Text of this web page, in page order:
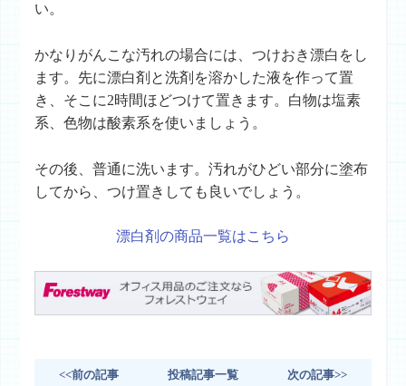
い。
かなりがんこな汚れの場合には、つけおき漂白をし
ます。先に漂白剤と洗剤を溶かした液を作って置
き、そこに2時間ほどつけて置きます。白物は塩素
系、色物は酸素系を使いましょう。
その後、普通に洗います。汚れがひどい部分に塗布
してから、つけ置きしても良いでしょう。
漂白剤の商品一覧はこちら
<<前の記事 投稿記事一覧 次の記事>>